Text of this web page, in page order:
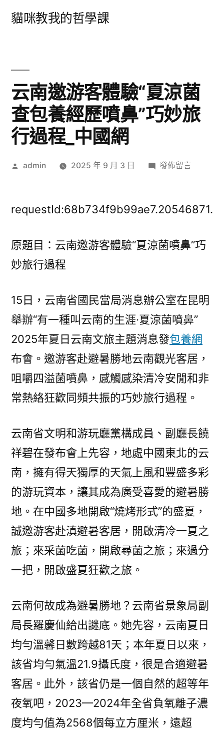
貓咪教我的哲學課
云南邀游客體驗“夏涼菌
查包養經歷噴鼻”巧妙旅
行過程_中國網
作
admin 2025 年 9 月 3 日
在
邀
體
菌
查
包
養
經
歷
鼻”
妙
旅
行
過
程
中
國
網〉
發佈留言
requestId:68b734f9b99ae7.20546871.
原題目：云南邀游客體驗“夏涼菌噴鼻”巧
妙旅行過程
15日，云南省國民當局消息辦公室在昆明
舉辦“有一種叫云南的生涯·夏涼菌噴鼻”
2025年夏日云南文旅主題消息發包養網
布會。邀游客赴避暑勝地云南觀光客居，
咀嚼四溢菌噴鼻，感觸感染清冷安閒和非
常熱絡狂歡同頻共振的巧妙旅行過程。
云南省文明和游玩廳黨構成員、副廳長饒
祥碧在發布會上先容，地處中國東北的云
南，擁有得天獨厚的天氣上風和豐盛多彩
的游玩資本，讓其成為廣受喜愛的避暑勝
地。在中國多地開啟“燒烤形式”的盛夏，
誠邀游客赴滇避暑客居，開啟清冷一夏之
旅；來采菌吃菌，開啟尋菌之旅；來過分
一把，開啟盛夏狂歡之旅。
云南何故成為避暑勝地？云南省景象局副
局長羅慶仙給出謎底。她先容，云南夏日
均勻溫馨日數跨越81天；本年夏日以來，
該省均勻氣溫21.9攝氏度，很是合適避暑
客居。此外，該省仍是一個自然的超等年
夜氧吧，2023—2024年全省負氧離子濃
度均勻值為2568個每立方厘米，遠超